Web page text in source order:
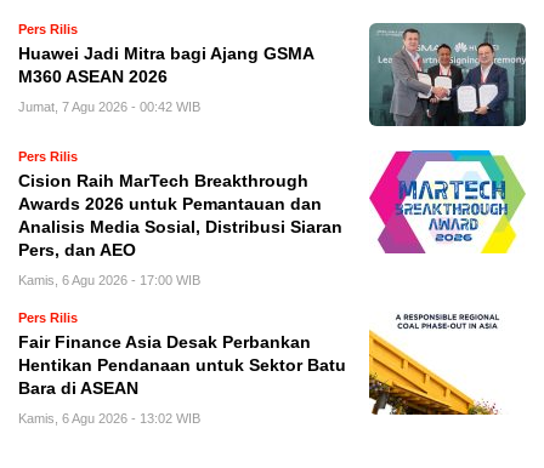
Pers Rilis
Huawei Jadi Mitra bagi Ajang GSMA
M360 ASEAN 2026
Jumat, 7 Agu 2026 - 00:42 WIB
Pers Rilis
Cision Raih MarTech Breakthrough
Awards 2026 untuk Pemantauan dan
Analisis Media Sosial, Distribusi Siaran
Pers, dan AEO
Kamis, 6 Agu 2026 - 17:00 WIB
Pers Rilis
Fair Finance Asia Desak Perbankan
Hentikan Pendanaan untuk Sektor Batu
Bara di ASEAN
Kamis, 6 Agu 2026 - 13:02 WIB